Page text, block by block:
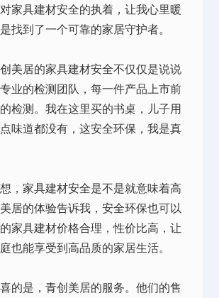
家具建材安全的执着，让我心里暖
找到了一个可靠的家居守护者。
居的家具建材安全不仅仅是说说
业的检测团队，每一件产品上市前
检测。我在这里买的书桌，儿子用
味道都没有，这安全环保，我是真
家具建材安全是不是就意味着高
居的体验告诉我，安全环保也可以
家具建材价格合理，性价比高，让
也能享受到高品质的家居生活。
是，青创美居的服务。他们的售